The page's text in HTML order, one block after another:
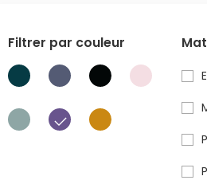
Filtrer par couleur